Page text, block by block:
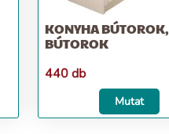
KONYHA BÚTOROK,
BÚTOROK
440 db
Mutat